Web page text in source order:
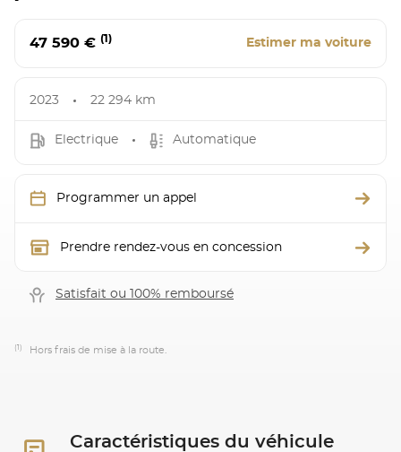
47 590 € (1) Estimer ma voiture
2023 22 294 km
Electrique Automatique
Programmer un appel
Prendre rendez-vous en concession
Satisfait ou 100% remboursé
(1) Hors frais de mise à la route.
Caractéristiques du véhicule